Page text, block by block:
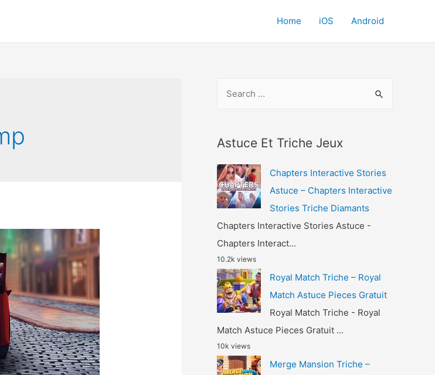
Home iOS Android
r
h
f
o
r
:
Astuce Et Triche Jeux
Chapters Interactive Stories
Astuce – Chapters Interactive
Stories Triche Diamants
Chapters Interactive Stories Astuce -
Chapters Interact...
10.2k views
Royal Match Triche – Royal
Match Astuce Pieces Gratuit
Royal Match Triche - Royal
Match Astuce Pieces Gratuit ...
10k views
Merge Mansion Triche –